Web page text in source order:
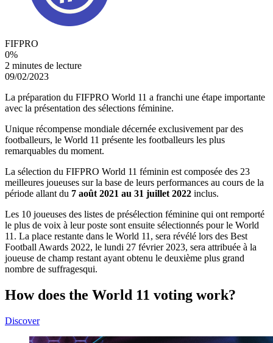
FIFPRO
0%
2 minutes de lecture
09/02/2023
La préparation du FIFPRO World 11 a franchi une étape importante
avec la présentation des sélections féminine.
Unique récompense mondiale décernée exclusivement par des
footballeurs, le World 11 présente les footballeurs les plus
remarquables du moment.
La sélection du FIFPRO World 11 féminin est composée des 23
meilleures joueuses sur la base de leurs performances au cours de la
période allant du 7 août 2021 au 31 juillet 2022 inclus.
Les 10 joueuses des listes de présélection féminine qui ont remporté
le plus de voix à leur poste sont ensuite sélectionnés pour le World
11. La place restante dans le World 11, sera révélé lors des Best
Football Awards 2022, le lundi 27 février 2023, sera attribuée à la
joueuse de champ restant ayant obtenu le deuxième plus grand
nombre de suffragesqui.
How does the World 11 voting work?
Discover